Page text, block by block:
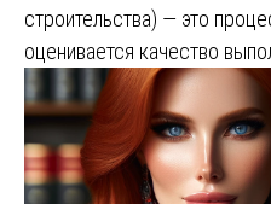
строительства) — это
оценивается качество